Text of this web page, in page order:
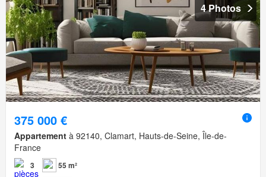
4 Photos
375 000 €
Appartement à 92140, Clamart, Hauts-de-Seine, Île-de-
France
3 55 m²